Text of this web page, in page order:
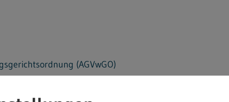
(AGVwGO)
in Baden-Württemberg